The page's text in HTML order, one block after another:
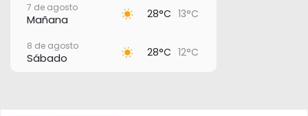
7 de agosto
Mañana 28°C 13°C
8 de agosto
Sábado 28°C 12°C